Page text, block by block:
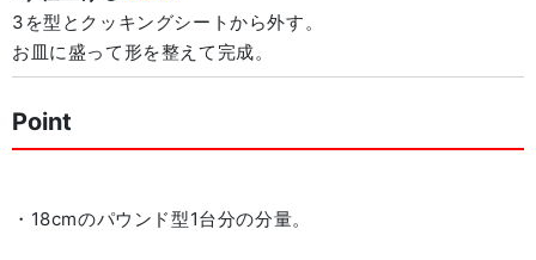
3を型とクッキングシートから外す。
お皿に盛って形を整えて完成。
Point
・18cmのパウンド型1台分の分量。